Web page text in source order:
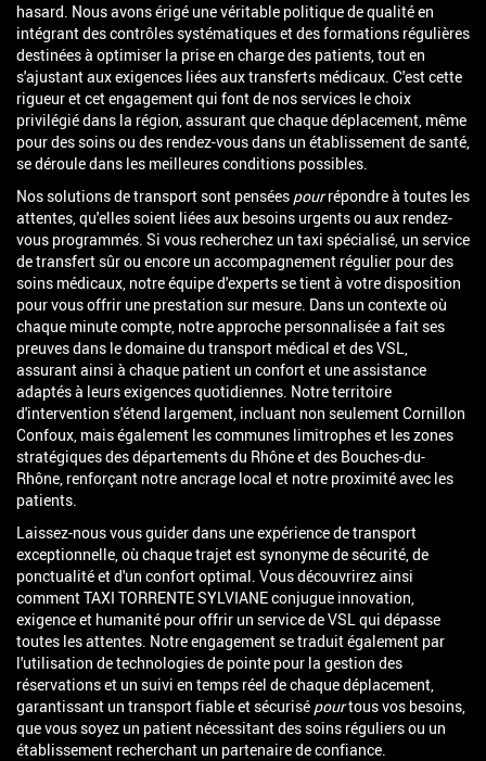
hasard. Nous avons érigé une véritable politique de qualité en
intégrant des contrôles systématiques et des formations régulières
destinées à optimiser la prise en charge des patients, tout en
s'ajustant aux exigences liées aux transferts médicaux. C'est cette
rigueur et cet engagement qui font de nos services le choix
privilégié dans la région, assurant que chaque déplacement, même
pour des soins ou des rendez-vous dans un établissement de santé,
se déroule dans les meilleures conditions possibles.
Nos solutions de transport sont pensées pourrépondre à toutes les
attentes, qu'elles soient liées aux besoins urgents ou aux rendez-
vous programmés. Si vous recherchez un taxi spécialisé, un service
de transfert sûr ou encore un accompagnement régulier pour des
soins médicaux, notre équipe d'experts se tient à votre disposition
pour vous offrir une prestation sur mesure. Dans un contexte où
chaque minute compte, notre approche personnalisée a fait ses
preuves dans le domaine du transport médical et des VSL,
assurant ainsi à chaque patient un confort et une assistance
adaptés à leurs exigences quotidiennes. Notre territoire
d'intervention s'étend largement, incluant non seulement Cornillon
Confoux, mais également les communes limitrophes et les zones
stratégiques des départements du Rhône et des Bouches-du-
Rhône, renforçant notre ancrage local et notre proximité avec les
patients.
Laissez-nous vous guider dans une expérience de transport
exceptionnelle, où chaque trajet est synonyme de sécurité, de
ponctualité et d'un confort optimal. Vous découvrirez ainsi
comment TAXI TORRENTE SYLVIANE conjugue innovation,
exigence et humanité pour offrir un service de VSL qui dépasse
toutes les attentes. Notre engagement se traduit également par
l'utilisation de technologies de pointe pour la gestion des
réservations et un suivi en temps réel de chaque déplacement,
garantissant un transport fiable et sécurisé pourtous vos besoins,
que vous soyez un patient nécessitant des soins réguliers ou un
établissement recherchant un partenaire de confiance.